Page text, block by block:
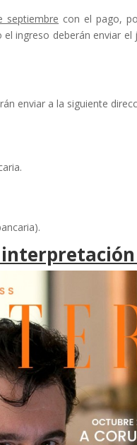
septiembre con el pago,
ingreso deberán enviar
enviar a la siguiente